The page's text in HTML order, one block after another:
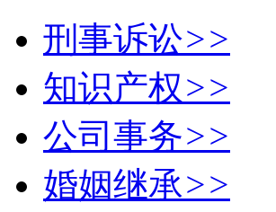
刑事诉讼>>
知识产权>>
公司事务>>
婚姻继承>>